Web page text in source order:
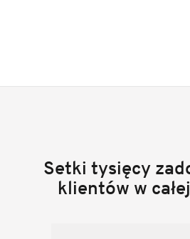
Setki tysięcy
klientów w